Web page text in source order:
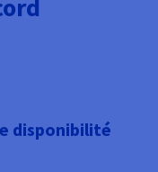
disponibilité